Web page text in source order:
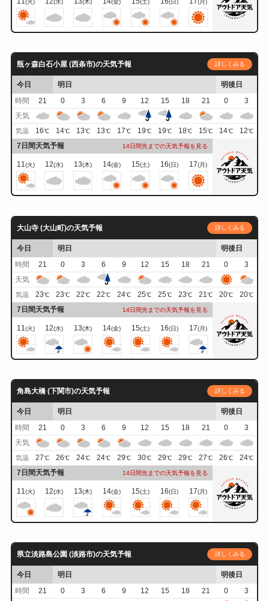
(火) (水) (木) (金) (土) (日) (月)
瓶ヶ森白石小屋 (西条市)の天気予報 詳しくみる
今日 明日
明後日
時間
21 0 3 6 9 12 15 18 21 0
3
天気
気温 16℃ 14℃ 13℃ 13℃ 17℃ 19℃ 19℃ 18℃ 15℃ 14℃ 12℃
7日間天気予報 14日間先までの天気予報を見る
11(火) 12(水) 13(木) 14(金) 15(土) 16(日) 17(月)
大山寺 (大山町)の天気予報 詳しくみる
今日 明日
明後日
時間
21 0 3 6 9 12 15 18 21 0
3
天気
気温 23℃ 23℃ 22℃ 22℃ 24℃ 25℃ 25℃ 23℃ 21℃ 20℃ 20℃
7日間天気予報 14日間先までの天気予報を見る
11(火) 12(水) 13(木) 14(金) 15(土) 16(日) 17(月)
角島大橋 (下関市)の天気予報 詳しくみる
今日 明日
明後日
時間
21 0 3 6 9 12 15 18 21 0
3
天気
気温 27℃ 26℃ 24℃ 24℃ 29℃ 30℃ 29℃ 29℃ 27℃ 26℃ 24℃
7日間天気予報 14日間先までの天気予報を見る
11(火) 12(水) 13(木) 14(金) 15(土) 16(日) 17(月)
県立淡路島公園 (淡路市)の天気予報 詳しくみる
今日 明日
明後日
時間
21 0 3 6 9 12 15 18 21 0
3